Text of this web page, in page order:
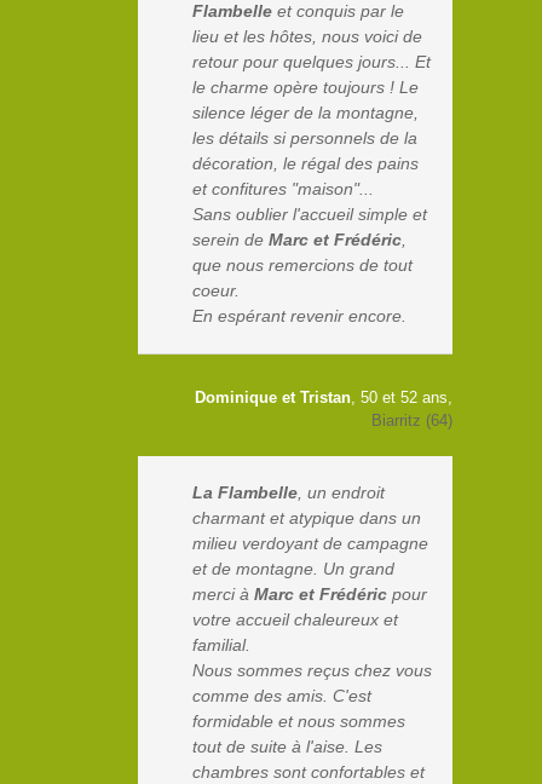
Flambelle et conquis par le
lieu et les hôtes, nous voici de
retour pour quelques jours... Et
le charme opère toujours ! Le
silence léger de la montagne,
les détails si personnels de la
décoration, le régal des pains
et confitures "maison"...
Sans oublier l'accueil simple et
serein de Marc et Frédéric
que nous remercions de tout
coeur.
En espérant revenir encore.
Dominique et Tristan, 50 et 52 ans,
Biarritz (64)
La Flambelle, un endroit
charmant et atypique dans un
milieu verdoyant de campagne
et de montagne. Un grand
merci à Marc et Frédéric pour
votre accueil chaleureux et
familial.
Nous sommes reçus chez vous
comme des amis. C'est
formidable et nous sommes
tout de suite à l'aise. Les
chambres sont confortables et